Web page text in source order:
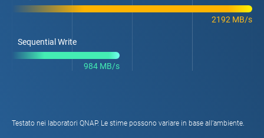
2192 MB/s
Sequential Write
984 MB/s
Testato nei laboratori QNAP. Le stime possono variare in base all’ambiente.